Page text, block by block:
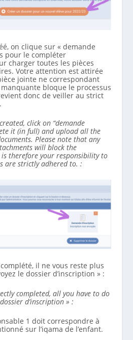
on clique sur « demande
pour le compléter
charger toutes les pièces
Votre attention est attirée
jointe ne correspondant
bloque le processus
donc de veiller au strict
click on “demande
it (in full) and upload all the
Please note that any
will block the
therefore your responsibility to
are strictly adhered to. :
il ne vous reste plus
le dossier d’inscription » :
completed, all you have to do
d’inscription » :
1 doit correspondre à
sur l’iqama de l’enfant.